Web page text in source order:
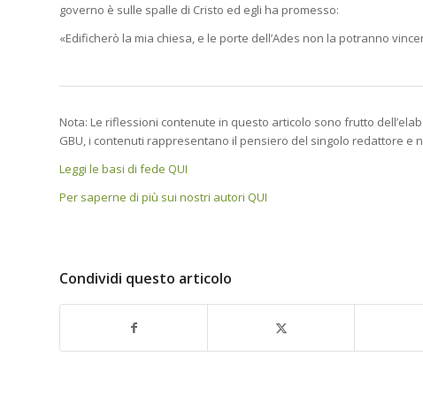
governo è sulle spalle di Cristo ed egli ha promesso:
«Edificherò la mia chiesa, e le porte dell’Ades non la potranno
Nota: Le riflessioni contenute in questo articolo sono frutto
GBU, i contenuti rappresentano il pensiero del singolo redattore e
Leggi le basi di fede QUI
Per saperne di più sui nostri autori QUI
Condividi questo articolo